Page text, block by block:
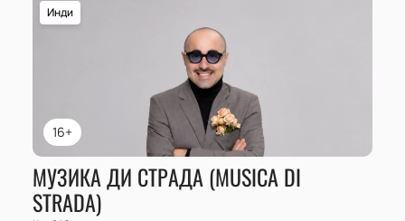
16+
Инди
МУЗИКА ДИ СТРАДА (MUSICA DI
STRADA)